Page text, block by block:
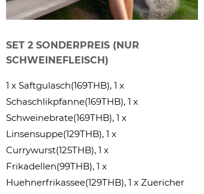
SET 2 SONDERPREIS (NUR
SCHWEINEFLEISCH)
1 x Saftgulasch(169THB), 1 x
Schaschlikpfanne(169THB), 1 x
Schweinebrate(169THB), 1 x
Linsensuppe(129THB), 1 x
Currywurst(125THB), 1 x
Frikadellen(99THB), 1 x
Huehnerfrikassee(129THB), 1 x Zuericher